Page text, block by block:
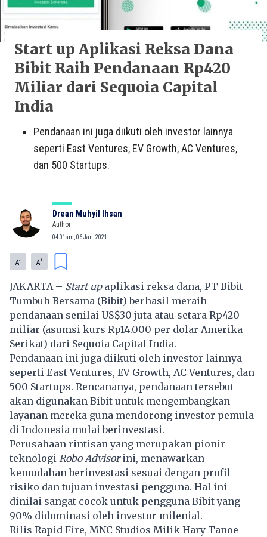
Start up Aplikasi Reksa Dana
Bibit Raih Pendanaan Rp420
Miliar dari Sequoia Capital
India
Pendanaan ini juga diikuti oleh investor lainnya
seperti East Ventures, EV Growth, AC Ventures,
dan 500 Startups.
Drean Muhyil Ihsan
Author
04:01am, 06 Jan, 2021
A- A+
JAKARTA – Start upaplikasi reksa dana, PT Bibit
Tumbuh Bersama (Bibit) berhasil meraih
pendanaan senilai US$30 juta atau setara Rp420
miliar (asumsi kurs Rp14.000 per dolar Amerika
Serikat) dari Sequoia Capital India.
Pendanaan ini juga diikuti oleh investor lainnya
seperti East Ventures, EV Growth, AC Ventures, dan
500 Startups. Rencananya, pendanaan tersebut
akan digunakan Bibit untuk mengembangkan
layanan mereka guna mendorong investor pemula
di Indonesia mulai berinvestasi.
Perusahaan rintisan yang merupakan pionir
teknologi Robo Advisorini, menawarkan
kemudahan berinvestasi sesuai dengan profil
risiko dan tujuan investasi pengguna. Hal ini
dinilai sangat cocok untuk pengguna Bibit yang
90% didominasi oleh investor milenial.
Rilis Rapid Fire, MNC Studios Milik Hary Tanoe